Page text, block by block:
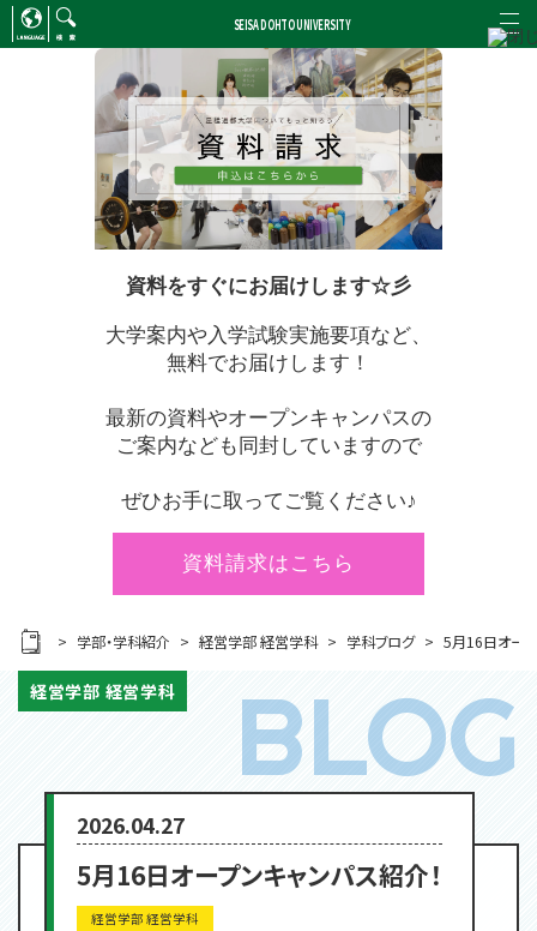
資料をすぐにお届けします☆彡
大学案内や入学試験実施要項など、
無料でお届けします！
最新の資料やオープンキャンパスの
ご案内なども同封していますので
ぜひお手に取ってご覧ください♪
資料請求はこちら
ENGLISH/CHINESE 検索
SEISA DOHTO UNIVERSITY
学部・学科紹介 経営学部 経営学科 学科ブログ 5月16日オー
経営学部 経営学科
2026.04.27
5月16日オープンキャンパス紹介！
経営学部 経営学科